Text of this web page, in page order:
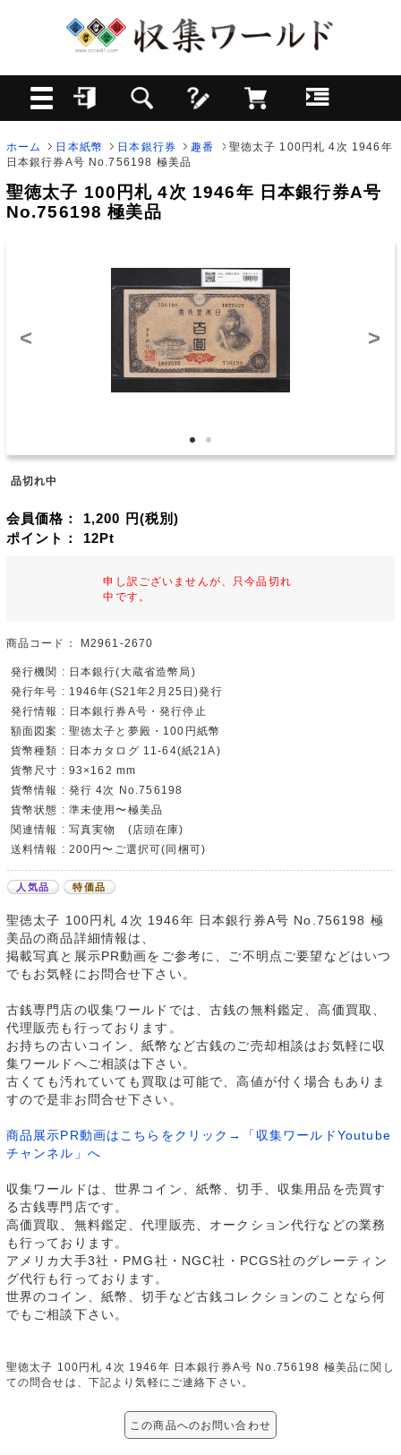
ホーム 日本紙幣 日本銀行券 趣番
聖徳太子 100円札 4次 1946年
日本銀行券A号 No.756198 極美品
聖徳太子 100円札 4次 1946年 日本銀行券A号
No.756198 極美品
< >
品切れ中
会員価格： 1,200 円(税別)
ポイント： 12Pt
申し訳ございませんが、只今品切れ
中です。
商品コード： M2961-2670
発行機関 : 日本銀行(大蔵省造幣局)
発行年号 : 1946年(S21年2月25日)発行
発行情報 : 日本銀行券A号・発行停止
額面図案 : 聖徳太子と夢殿・100円紙幣
貨幣種類 : 日本カタログ 11-64(紙21A)
貨幣尺寸 : 93×162 mm
貨幣情報 : 発行 4次 No.756198
貨幣状態 : 準未使用〜極美品
関連情報 : 写真実物 (店頭在庫)
送料情報 : 200円〜ご選択可(同梱可)
人気品 特価品
聖徳太子 100円札 4次 1946年 日本銀行券A号 No.756198 極
美品の商品詳細情報は、
掲載写真と展示PR動画をご参考に、ご不明点ご要望などはいつ
でもお気軽にお問合せ下さい。
古銭専門店の収集ワールドでは、古銭の無料鑑定、高価買取、
代理販売も行っております。
お持ちの古いコイン、紙幣など古銭のご売却相談はお気軽に収
集ワールドへご相談は下さい。
古くても汚れていても買取は可能で、高値が付く場合もありま
すので是非お問合せ下さい。
商品展示PR動画はこちらをクリック→「収集ワールドYoutube
チャンネル」へ
収集ワールドは、世界コイン、紙幣、切手、収集用品を売買す
る古銭専門店です。
高価買取、無料鑑定、代理販売、オークション代行などの業務
も行っております。
アメリカ大手3社・PMG社・NGC社・PCGS社のグレーティン
グ代行も行っております。
世界のコイン、紙幣、切手など古銭コレクションのことなら何
でもご相談下さい。
聖徳太子 100円札 4次 1946年 日本銀行券A号 No.756198 極美品に関し
ての問合せは、下記より気軽にご連絡下さい。
この商品へのお問い合わせ